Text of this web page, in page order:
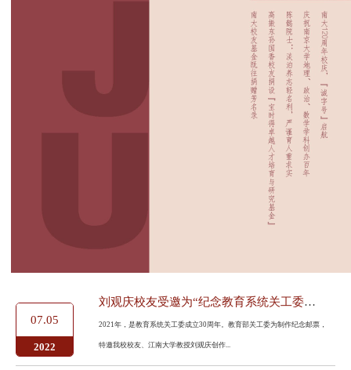
07.05
2022
刘观庆校友受邀为“纪念教育系统关工委成立30周年”邮票创作配图
2021年，是教育系统关工委成立30周年。教育部关工委为制作纪念邮票，
特邀我校校友、江南大学教授刘观庆创作...